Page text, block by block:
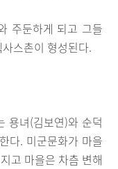
주둔하게 되고 그들
스촌이 형성된다.
용녀(김보연)와 순덕
다. 미군문화가 마을
고 마을은 차츰 변해